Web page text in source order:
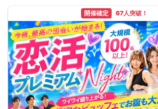
アルコール/ソフトドリンク付き
開催確定 67人突破！